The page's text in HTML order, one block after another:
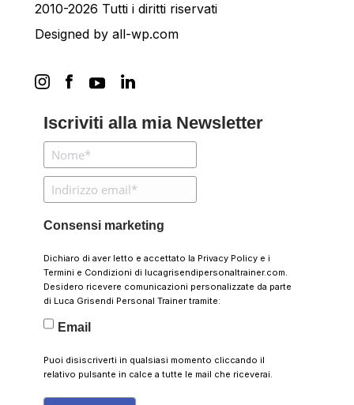
2010-2026 Tutti i diritti riservati
Designed by all-wp.com
Iscriviti alla mia Newsletter
Consensi marketing
Dichiaro di aver letto e accettato la Privacy Policye i
Termini e Condizioni di lucagrisendipersonaltrainer.com.
Desidero ricevere comunicazioni personalizzate da parte
di Luca Grisendi Personal Trainer tramite:
Email
Puoi disiscriverti in qualsiasi momento cliccando il
relativo pulsante in calce a tutte le mail che riceverai.